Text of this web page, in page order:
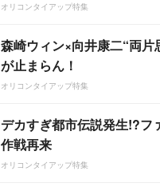
オリコンタイアップ特集
森崎ウィン×向井康二“両片
が止まらん！
オリコンタイアップ特集
デカすぎ都市伝説発生!?フ
作戦再来
オリコンタイアップ特集